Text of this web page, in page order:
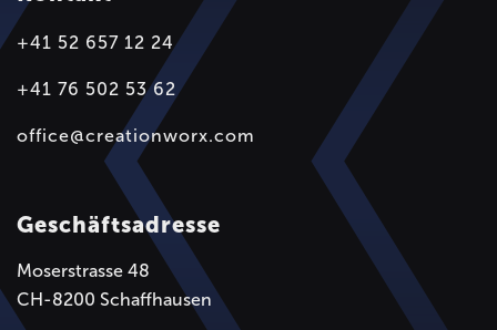
+41 52 657 12 24
+41 76 502 53 62
office@creationworx.com
Geschäftsadresse
Moserstrasse 48
CH-8200 Schaffhausen